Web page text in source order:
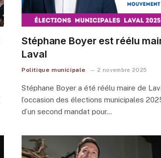
Stéphane Boyer est réélu
Laval
Politique municipale 2 novembre 2025
Stéphane Boyer a été réélu maire de
l’occasion des élections municipales
d’un second mandat pour…